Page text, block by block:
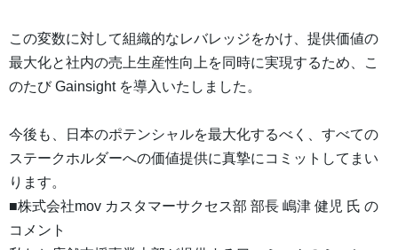
この変数に対して組織的なレバレッジをかけ、提供価値の
最大化と社内の売上生産性向上を同時に実現するため、こ
のたび Gainsight を導入いたしました。
今後も、日本のポテンシャルを最大化するべく、すべての
ステークホルダーへの価値提供に真摯にコミットしてまい
ります。
■株式会社mov カスタマーサクセス部 部長 嶋津 健児 氏 の
コメント